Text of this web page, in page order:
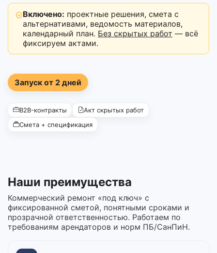
Включено: проектные решения, смета с
альтернативами, ведомость материалов,
календарный план. Без скрытых работ — всё
фиксируем актами.
Запуск от 2 дней
B2B-контракты
Акт скрытых работ
Смета + спецификация
Наши преимущества
Коммерческий ремонт «под ключ» с
фиксированной сметой, понятными сроками и
прозрачной ответственностью. Работаем по
требованиям арендаторов и норм ПБ/СанПиН.